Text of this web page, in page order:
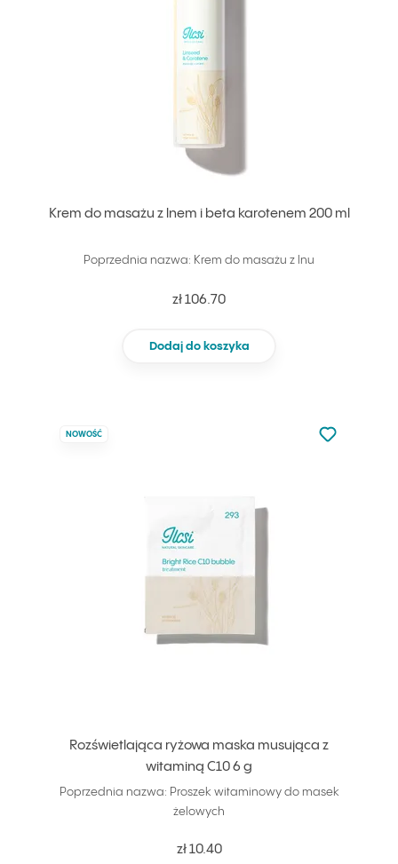
Krem do masażu z lnem i beta karotenem 200 ml
Poprzednia nazwa: Krem do masażu z lnu
zł 106.70
Dodaj do koszyka
Rozświetlająca ryżowa maska musująca z
witaminą C10 6 g
NOWOŚĆ
Poprzednia nazwa: Proszek witaminowy do masek
żelowych
zł 10.40
Nie dodano
Dodaj do